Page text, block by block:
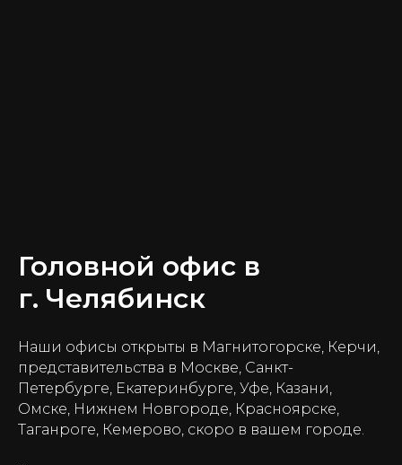
Головной офис в
г. Челябинск
Наши офисы открыты в Магнитогорске, Керчи,
представительства в Москве, Санкт-
Петербурге, Екатеринбурге, Уфе, Казани,
Омске, Нижнем Новгороде, Красноярске,
Таганроге, Кемерово, скоро в вашем городе.